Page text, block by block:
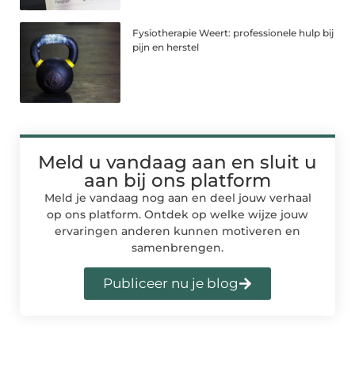
Fysiotherapie Weert: professionele hulp bij
pijn en herstel
Meld u vandaag aan en sluit u
aan bij ons platform
Meld je vandaag nog aan en deel jouw verhaal
op ons platform. Ontdek op welke wijze jouw
ervaringen anderen kunnen motiveren en
samenbrengen.
Publiceer nu je blog